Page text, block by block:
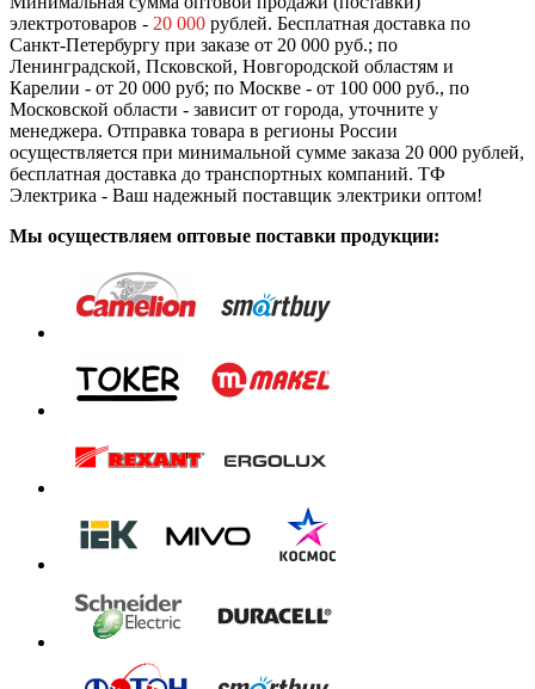
электротоваров - 20 000 рублей. Бесплатная доставка по
Санкт-Петербургу при заказе от 20 000 руб.; по
Ленинградской, Псковской, Новгородской областям и
Карелии - от 20 000 руб; по Москве - от 100 000 руб., по
Московской области - зависит от города, уточните у
менеджера. Отправка товара в регионы России
осуществляется при минимальной сумме заказа 20 000 рублей,
бесплатная доставка до транспортных компаний. ТФ
Электрика - Ваш надежный поставщик электрики оптом!
Мы осуществляем оптовые поставки продукции: